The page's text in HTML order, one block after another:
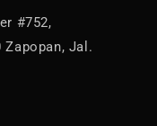
#752,
Zapopan, Jal.